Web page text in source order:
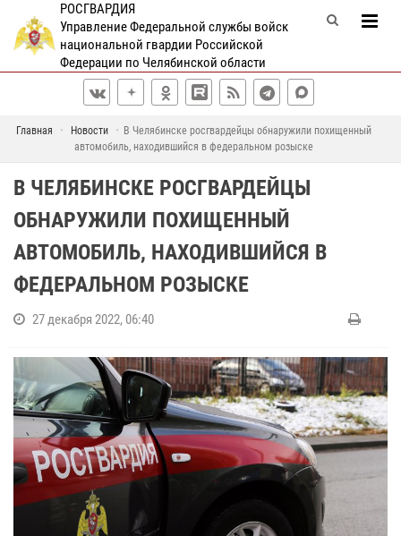
РОСГВАРДИЯ
Управление Федеральной службы войск
национальной гвардии Российской
Федерации по Челябинской области
Главная Новости
В Челябинске росгвардейцы обнаружили похищенный
автомобиль, находившийся в федеральном розыске
В ЧЕЛЯБИНСКЕ РОСГВАРДЕЙЦЫ
ОБНАРУЖИЛИ ПОХИЩЕННЫЙ
АВТОМОБИЛЬ, НАХОДИВШИЙСЯ В
ФЕДЕРАЛЬНОМ РОЗЫСКЕ
27 декабря 2022, 06:40